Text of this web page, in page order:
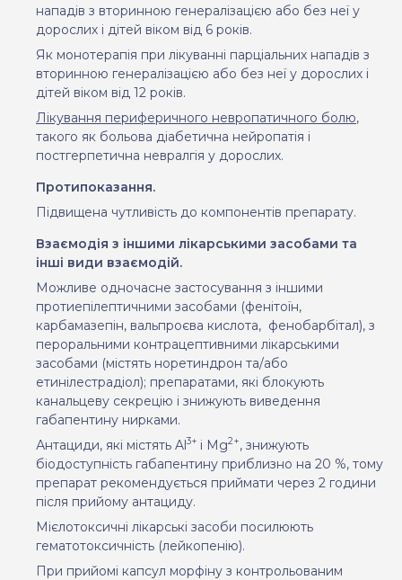
нападів з вторинною генералізацією або без неї у
дорослих і дітей віком від 6 років.
Як монотерапія при лікуванні парціальних нападів з
вторинною генералізацією або без неї у дорослих і
дітей віком від 12 років.
Лікування периферичного невропатичного болю,
такого як больова діабетична нейропатія і
постгерпетична невралгія у дорослих.
Протипоказання.
Підвищена чутливість до компонентів препарату.
Взаємодія з іншими лікарськими засобами та
інші види взаємодій.
Можливе одночасне застосування з іншими
протиепілептичними засобами (фенітоїн,
карбамазепін, вальпроєва кислота, фенобарбітал), з
пероральними контрацептивними лікарськими
засобами (містять норетиндрон та/або
етинілестрадіол); препаратами, які блокують
канальцеву секрецію і знижують виведення
габапентину нирками.
Антациди, які містять Al3+ і Mg2+, знижують
біодоступність габапентину приблизно на 20 %, тому
препарат рекомендується приймати через 2 години
після прийому антациду.
Мієлотоксичні лікарські засоби посилюють
гематотоксичність (лейкопенію).
При прийомі капсул морфіну з контрольованим